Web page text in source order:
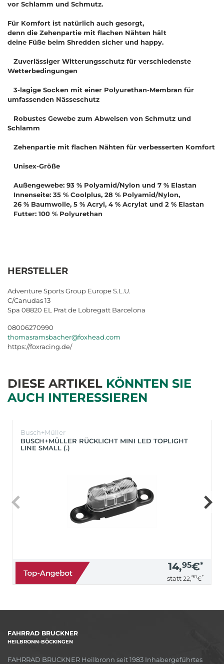
vor Schlamm und Schmutz.
Für Komfort ist natürlich auch gesorgt,
denn die Zehenpartie mit flachen Nähten hält
deine Füße beim Shredden sicher und happy.
Zuverlässiger Witterungsschutz für verschiedenste
Wetterbedingungen
3-lagige Socken mit einer Polyurethan-Membran für
umfassenden Nässeschutz
Robustes Gewebe zum Abweisen von Schmutz und
Schlamm
Zehenpartie mit flachen Nähten für verbesserten Komfort
Unisex-Größe
Außengewebe: 93 % Polyamid/Nylon und 7 % Elastan
Innenseite: 35 % Coolplus, 28 % Polyamid/Nylon,
26 % Baumwolle, 5 % Acryl, 4 % Acrylat und 2 % Elastan
Futter: 100 % Polyurethan
HERSTELLER
Adventure Sports Group Europe S.L.U.
C/Canudas 13
Spa 08820 EL Prat de Lobregatt Barcelona
08006270990
thomasramsbacher@foxhead.com
https://foxracing.de/
DIESE ARTIKEL KÖNNTEN SIE
AUCH INTERESSIEREN
Busch+Müller
BUSCH+MÜLLER RÜCKLICHT MINI LED TOPLIGHT
LINE SMALL (.)
14,95€*
statt 22,90€*
FAHRRAD BRUCKNER
HEILBRONN-BÖCKINGEN
FAHRRAD BRUCKNER Heilbronn seit 1983 Inhabergeführtes